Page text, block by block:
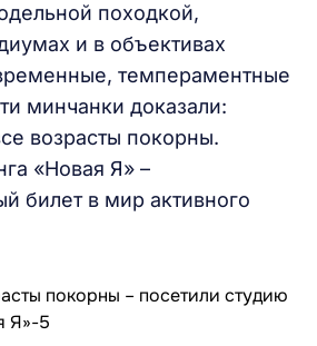
походкой,
и в объективах
темпераментные
минчанки доказали:
возрасты покорны.
«Новая Я» –
билет в мир активного